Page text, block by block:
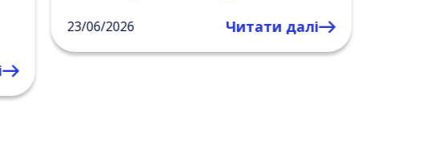
17/06/2026 Читати далі